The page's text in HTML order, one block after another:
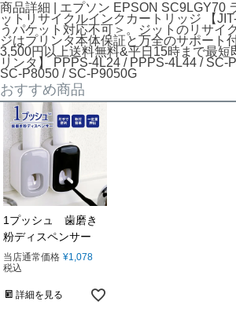
商品詳細 | エプソン EPSON SC9LGY70
ットリサイクルインクカートリッジ 【
うパケット対応不可＞。ジットのリサイ
ジはプリンタ本体保証と万全のサポート
3,500円以上送料無料&平日15時まで最短
リンタ】 PPPS-4L24 / PPPS-4L44 / SC-
SC-P8050 / SC-P9050G
おすすめ商品
1プッシュ 歯磨き
粉ディスペンサー
当店通常価格 ¥1,078
税込
詳細を見る